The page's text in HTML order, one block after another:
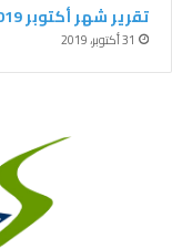
تقرير شهر أكتوبر 2019م لجرائم العدوان على اليمن
31 أكتوبر، 2019